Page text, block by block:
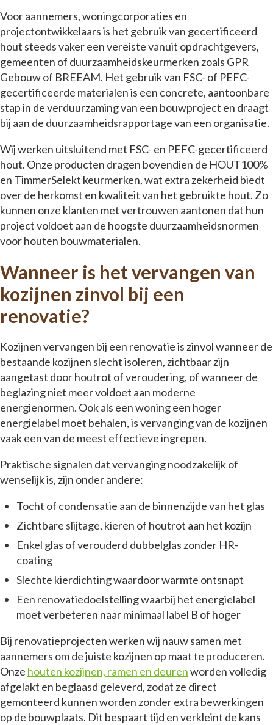
Voor aannemers, woningcorporaties en
projectontwikkelaars is het gebruik van gecertificeerd
hout steeds vaker een vereiste vanuit opdrachtgevers,
gemeenten of duurzaamheidskeurmerken zoals GPR
Gebouw of BREEAM. Het gebruik van FSC- of PEFC-
gecertificeerde materialen is een concrete, aantoonbare
stap in de verduurzaming van een bouwproject en draagt
bij aan de duurzaamheidsrapportage van een organisatie.
Wij werken uitsluitend met FSC- en PEFC-gecertificeerd
hout. Onze producten dragen bovendien de HOUT100%
en TimmerSelekt keurmerken, wat extra zekerheid biedt
over de herkomst en kwaliteit van het gebruikte hout. Zo
kunnen onze klanten met vertrouwen aantonen dat hun
project voldoet aan de hoogste duurzaamheidsnormen
voor houten bouwmaterialen.
Wanneer is het vervangen van
kozijnen zinvol bij een
renovatie?
Kozijnen vervangen bij een renovatie is zinvol wanneer de
bestaande kozijnen slecht isoleren, zichtbaar zijn
aangetast door houtrot of veroudering, of wanneer de
beglazing niet meer voldoet aan moderne
energienormen. Ook als een woning een hoger
energielabel moet behalen, is vervanging van de kozijnen
vaak een van de meest effectieve ingrepen.
Praktische signalen dat vervanging noodzakelijk of
wenselijk is, zijn onder andere:
Tocht of condensatie aan de binnenzijde van het glas
Zichtbare slijtage, kieren of houtrot aan het kozijn
Enkel glas of verouderd dubbelglas zonder HR-
coating
Slechte kierdichting waardoor warmte ontsnapt
Een renovatiedoelstelling waarbij het energielabel
moet verbeteren naar minimaal label B of hoger
Bij renovatieprojecten werken wij nauw samen met
aannemers om de juiste kozijnen op maat te produceren.
Onze houten kozijnen, ramen en deurenworden volledig
afgelakt en beglaasd geleverd, zodat ze direct
gemonteerd kunnen worden zonder extra bewerkingen
op de bouwplaats. Dit bespaart tijd en verkleint de kans